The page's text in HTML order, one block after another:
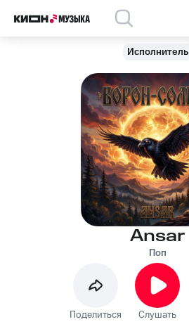
Исполнитель
Ansar
Поп
Поделиться Слушать